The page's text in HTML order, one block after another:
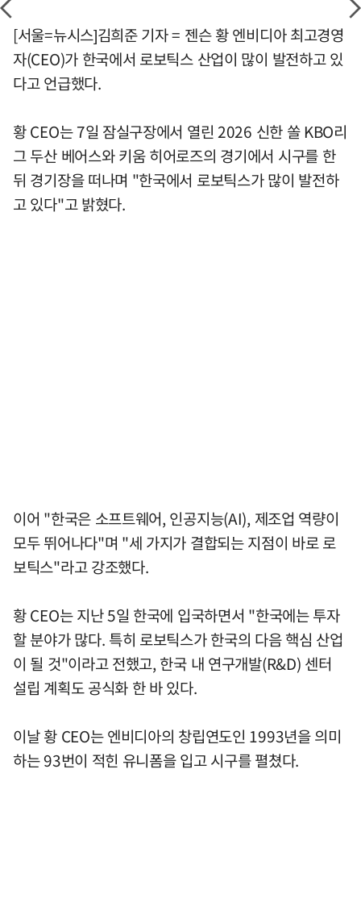
[서울=뉴시스]김희준 기자 = 젠슨 황 엔비디아 최고경영
자(CEO)가 한국에서 로보틱스 산업이 많이 발전하고 있
다고 언급했다.
황 CEO는 7일 잠실구장에서 열린 2026 신한 쏠 KBO리
그 두산 베어스와 키움 히어로즈의 경기에서 시구를 한
뒤 경기장을 떠나며 "한국에서 로보틱스가 많이 발전하
고 있다"고 밝혔다.
이어 "한국은 소프트웨어, 인공지능(AI), 제조업 역량이
모두 뛰어나다"며 "세 가지가 결합되는 지점이 바로 로
보틱스"라고 강조했다.
황 CEO는 지난 5일 한국에 입국하면서 "한국에는 투자
할 분야가 많다. 특히 로보틱스가 한국의 다음 핵심 산업
이 될 것"이라고 전했고, 한국 내 연구개발(R&D) 센터
설립 계획도 공식화 한 바 있다.
이날 황 CEO는 엔비디아의 창립연도인 1993년을 의미
하는 93번이 적힌 유니폼을 입고 시구를 펼쳤다.